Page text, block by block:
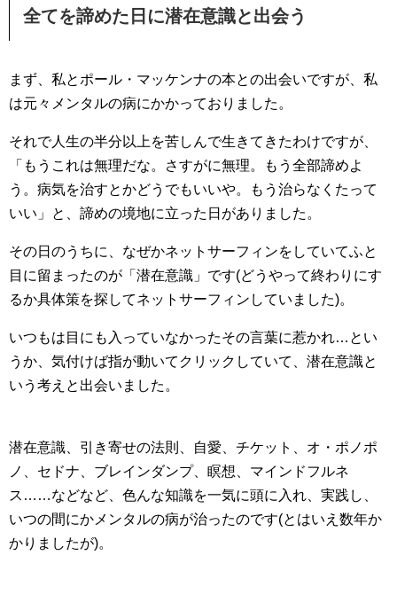
全てを諦めた日に潜在意識と出会う
まず、私とポール・マッケンナの本との出会いですが、私
は元々メンタルの病にかかっておりました。
それで人生の半分以上を苦しんで生きてきたわけですが、
「もうこれは無理だな。さすがに無理。もう全部諦めよ
う。病気を治すとかどうでもいいや。もう治らなくたって
いい」と、諦めの境地に立った日がありました。
その日のうちに、なぜかネットサーフィンをしていてふと
目に留まったのが「潜在意識」です(どうやって終わりにす
るか具体策を探してネットサーフィンしていました)。
いつもは目にも入っていなかったその言葉に惹かれ…とい
うか、気付けば指が動いてクリックしていて、潜在意識と
いう考えと出会いました。
潜在意識、引き寄せの法則、自愛、チケット、オ・ポノポ
ノ、セドナ、ブレインダンプ、瞑想、マインドフルネ
ス……などなど、色んな知識を一気に頭に入れ、実践し、
いつの間にかメンタルの病が治ったのです(とはいえ数年か
かりましたが)。